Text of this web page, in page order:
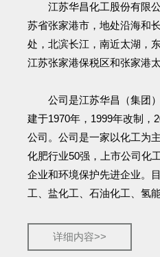
江苏华昌化工股份有限
苏省张家港市，地处沿海和
处，北滨长江，南近太湖，
江苏张家港保税区和张家港
公司是江苏华昌（集团）
建于1970年，1999年改制，
公司。公司是一家以化工为
化肥行业50强，上市公司化
企业和环境保护先进企业。
工、盐化工、石油化工、氢
详细内容>>